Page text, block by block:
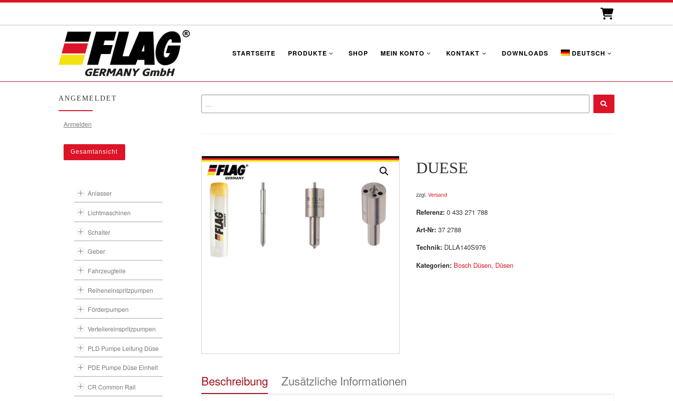
STARTSEITE PRODUKTE SHOP MEIN KONTO KONTAKT DOWNLOADS DEUTSCH
DUESE
zzgl. Versand
Referenz: 0 433 271 788
Art-Nr: 37 2788
Technik: DLLA140S976
Kategorien: Bosch Düsen, Düsen
Beschreibung Zusätzliche Informationen
ANGEMELDET
Anmelden
Gesamtansicht
Anlasser
Lichtmaschinen
Schalter
Geber
Fahrzeugteile
Reiheneinspritzpumpen
Förderpumpen
Verteilereinspritzpumpen
PLD Pumpe Leitung Düse
PDE Pumpe Düse Einheit
CR Common Rail